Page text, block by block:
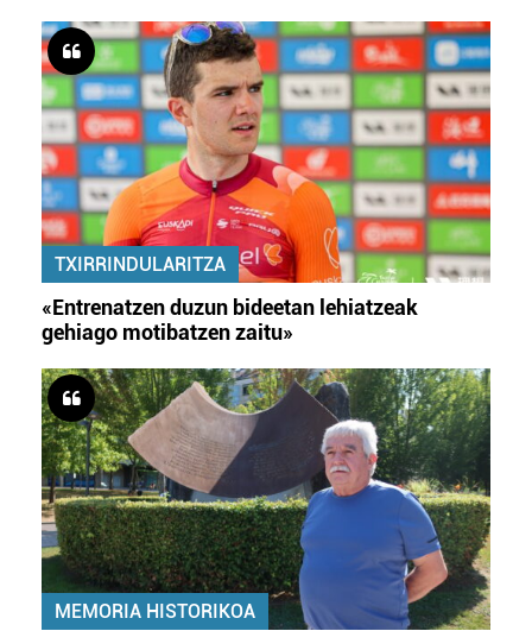
TXIRRINDULARITZA
«Entrenatzen duzun bideetan lehiatzeak
gehiago motibatzen zaitu»
MEMORIA HISTORIKOA